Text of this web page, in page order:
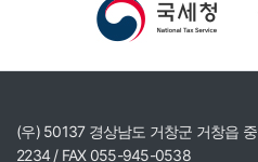
(우) 50137 경상남도 거창군 거창읍
2234 / FAX 055-945-0538